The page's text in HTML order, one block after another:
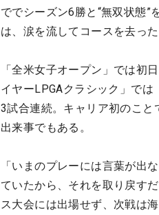
ででシーズン6勝と“無双状態
は、涙を流してコースを去った
「全米女子オープン」では初
イヤーLPGAクラシック」で
3試合連続。キャリア初のこと
出来事でもある。
「いまのプレーには言葉が出
ていたから、それを取り戻す
ス大会には出場せず、次戦は